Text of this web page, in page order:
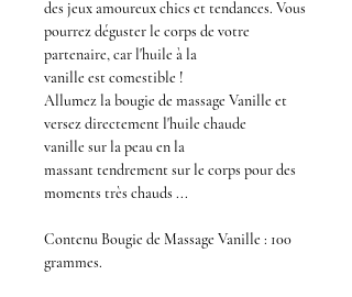
des jeux amoureux chics et tendances. Vous
pourrez déguster le corps de votre
partenaire, car l'huile à la
vanille est comestible !
Allumez labougie de massage Vanille et
versez directement l'huile chaude
vanille sur la peau en la
massant tendrement sur le corps pour des
moments très chauds ...
Contenu Bougie de Massage Vanille : 100
grammes.